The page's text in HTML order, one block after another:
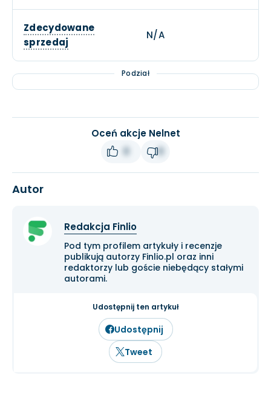
Zdecydowane
sprzedaj
N/A
Podział
Oceń akcje Nelnet
Autor
Redakcja Finlio
Pod tym profilem artykuły i recenzje
publikują autorzy Finlio.pl oraz inni
redaktorzy lub goście niebędący stałymi
autorami.
Udostępnij ten artykuł
Udostępnij
Tweet